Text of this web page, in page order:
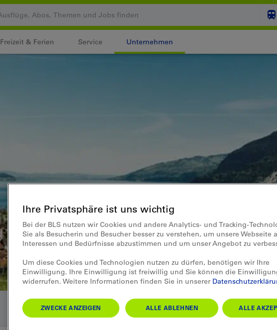
Freizeit & Ferien Service Unternehmen
Ihre Privatsphäre ist uns wichtig
Bei der BLS nutzen wir Cookies und andere Analytics- und Tracking-
Sie als Besucherin und Besucher besser zu verstehen, um unsere Webseite
Interessen und Bedürfnisse abzustimmen und um unser Angebot zu
Um diese Cookies und Technologien nutzen zu dürfen, benötigen wir Ihre
Einwilligung. Ihre Einwilligung ist freiwillig und Sie können die
widerrufen. Weitere Informationen finden Sie in unserer
ZWECKE ANZEIGEN ALLE ABLEHNEN ALLE